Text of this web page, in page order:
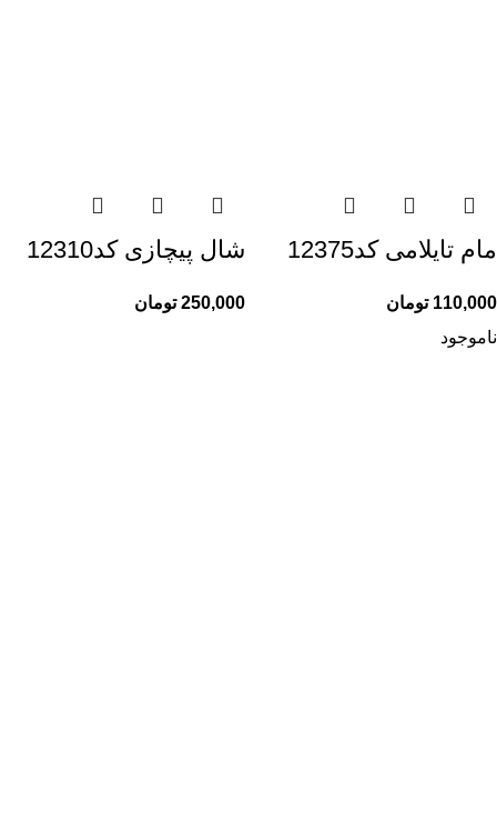
مام تایلامی کد12375
110,000 تومان
شال پیچازی کد12310
250,000 تومان
ناموجود